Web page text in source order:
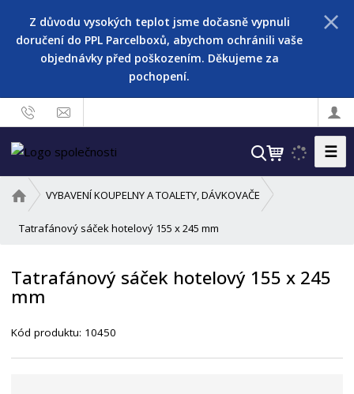
Z důvodu vysokých teplot jsme dočasně vypnuli
doručení do PPL Parcelboxů, abychom ochránili vaše
objednávky před poškozením. Děkujeme za
pochopení.
V
h
l
a
t
☰
v
o
í
s
r
VYBAVENÍ KOUPELNY A TOALETY, DÁVKOVAČE
Tatrafánový sáček hotelový 155 x 245 mm
Tatrafánový sáček hotelový 155 x 245
mm
Kód produktu: 10450